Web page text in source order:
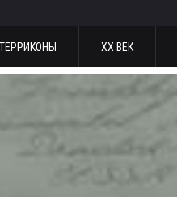
ТЕРРИКОНЫ ХХ ВЕК